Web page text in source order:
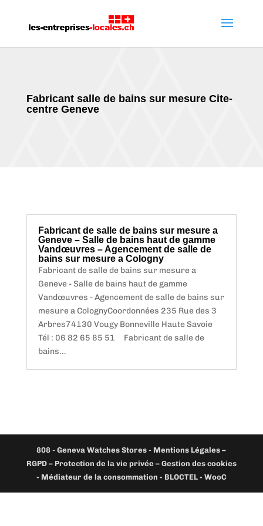
Fabricant salle de bains sur mesure Cite-
centre Geneve
Fabricant de salle de bains sur mesure a
Geneve – Salle de bains haut de gamme
Vandœuvres – Agencement de salle de
bains sur mesure a Cologny
Fabricant de salle de bains sur mesure a
Geneve - Salle de bains haut de gamme
Vandœuvres - Agencement de salle de bains sur
mesure a ColognyCoordonnées 235 Rue des 3
Arbres74130 Vougy Bonneville Haute Savoie
Tél : 06 82 65 85 51 Fabricant de salle de
bains...
808 -Geneva Watches Stores - Mentions Légales –
RGPD – Protection de la vie privée – Gestion des cookies
- Médiateur de la consommation - BLOCTEL - WooC